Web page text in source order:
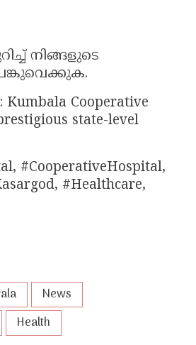
നിങ്ങളുടെ
Kumbala Cooperative
state-level
#CooperativeHospital,
#Healthcare,
News
Health